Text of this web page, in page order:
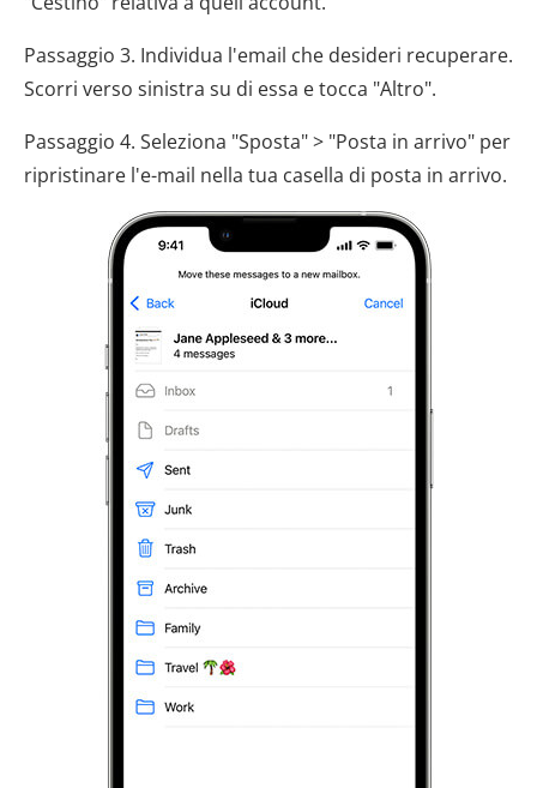
Passaggio 3. Individua l'email che desideri recuperare.
Scorri verso sinistra su di essa e tocca "Altro".
Passaggio 4. Seleziona "Sposta" > "Posta in arrivo" per
ripristinare l'e-mail nella tua casella di posta in arrivo.